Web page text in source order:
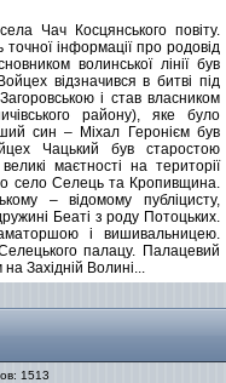
Чач Косцянського повіту.
інформації про родовід
волинської лінії був
відзначився в битві під
і став власником
району), яке було
син – Міхал Геронієм був
Чацький був старостою
маєтності на території
село Селець та Кропивщина.
– відомому публіцисту,
Беаті з роду Потоцьких.
і вишивальницею.
палацу. Палацевий
Західній Волині...
1513